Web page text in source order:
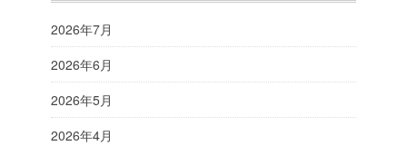
2026年7月
2026年6月
2026年5月
2026年4月